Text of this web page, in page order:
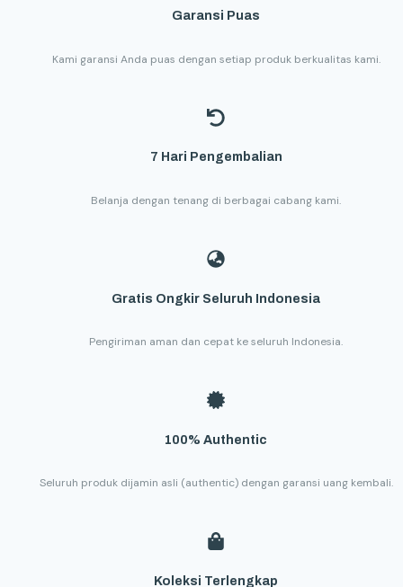
Garansi Puas
Kami garansi Anda puas dengan setiap produk berkualitas kami.
7 Hari Pengembalian
Belanja dengan tenang di berbagai cabang kami.
Gratis Ongkir Seluruh Indonesia
Pengiriman aman dan cepat ke seluruh Indonesia.
100% Authentic
Seluruh produk dijamin asli (authentic) dengan garansi uang kembali.
Koleksi Terlengkap